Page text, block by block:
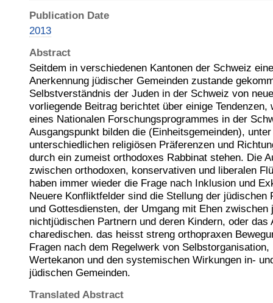
Publication Date
2013
Abstract
Seitdem in verschiedenen Kantonen der Schweiz
Anerkennung jüdischer Gemeinden zustande
Selbstverständnis der Juden in der Schweiz von
vorliegende Beitrag berichtet über einige Tendenzen,
eines Nationalen Forschungsprogrammes in der
Ausgangspunkt bilden die (Einheitsgemeinden),
unterschiedlichen religiösen Präferenzen und
durch ein zumeist orthodoxes Rabbinat stehen. Die
zwischen orthodoxen, konservativen und liberalen
haben immer wieder die Frage nach Inklusion und
Neuere Konfliktfelder sind die Stellung der jüdischen
und Gottesdiensten, der Umgang mit Ehen zwischen
nichtjüdischen Partnern und deren Kindern, oder das
charedischen. das heisst streng orthopraxen
Fragen nach dem Regelwerk von
Wertekanon und den systemischen Wirkungen in-
jüdischen Gemeinden.
Translated Abstract